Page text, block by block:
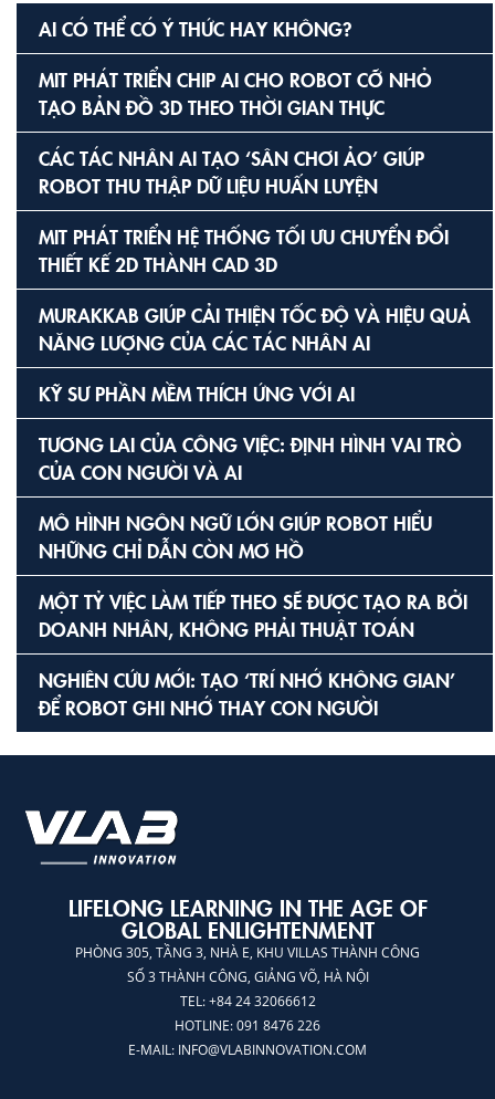
AI CÓ THỂ CÓ Ý THỨC HAY KHÔNG?
MIT PHÁT TRIỂN CHIP AI CHO ROBOT CỠ NHỎ
TẠO BẢN ĐỒ 3D THEO THỜI GIAN THỰC
CÁC TÁC NHÂN AI TẠO ‘SÂN CHƠI ẢO’ GIÚP
ROBOT THU THẬP DỮ LIỆU HUẤN LUYỆN
MIT PHÁT TRIỂN HỆ THỐNG TỐI ƯU CHUYỂN ĐỔI
THIẾT KẾ 2D THÀNH CAD 3D
MURAKKAB GIÚP CẢI THIỆN TỐC ĐỘ VÀ HIỆU QUẢ
NĂNG LƯỢNG CỦA CÁC TÁC NHÂN AI
KỸ SƯ PHẦN MỀM THÍCH ỨNG VỚI AI
TƯƠNG LAI CỦA CÔNG VIỆC: ĐỊNH HÌNH VAI TRÒ
CỦA CON NGƯỜI VÀ AI
MÔ HÌNH NGÔN NGỮ LỚN GIÚP ROBOT HIỂU
NHỮNG CHỈ DẪN CÒN MƠ HỒ
MỘT TỶ VIỆC LÀM TIẾP THEO SẼ ĐƯỢC TẠO RA BỞI
DOANH NHÂN, KHÔNG PHẢI THUẬT TOÁN
NGHIÊN CỨU MỚI: TẠO ‘TRÍ NHỚ KHÔNG GIAN’
ĐỂ ROBOT GHI NHỚ THAY CON NGƯỜI
LIFELONG LEARNING IN THE AGE OF
GLOBAL ENLIGHTENMENT
PHÒNG 305, TẦNG 3, NHÀ E, KHU VILLAS THÀNH CÔNG
SỐ 3 THÀNH CÔNG, GIẢNG VÕ, HÀ NỘI
TEL: +84 24 32066612
HOTLINE: 091 8476 226
E-MAIL: INFO@VLABINNOVATION.COM